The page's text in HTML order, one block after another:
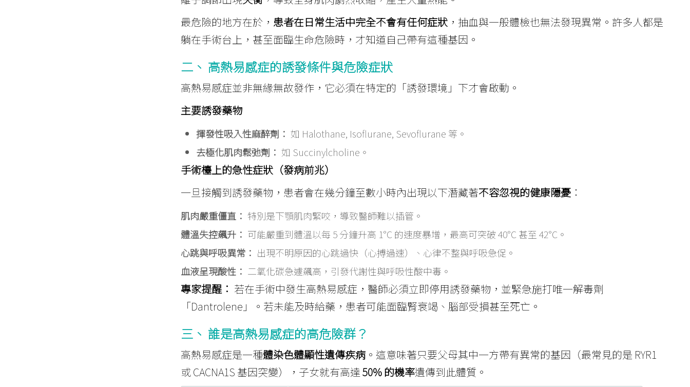
最危險的地方在於， 患者在日常生活中完全不會有任何症狀，抽血與一般體檢也無法發現異常。許多人都是
躺在手術台上，甚至面臨生命危險時，才知道自己帶有這種基因。
二、 高熱易感症的誘發條件與危險症狀
高熱易感症並非無緣無故發作，它必須在特定的「誘發環境」下才會啟動。
主要誘發藥物
揮發性吸入性麻醉劑： 如 Halothane, Isoflurane, Sevoflurane 等。
去極化肌肉鬆弛劑： 如 Succinylcholine。
手術檯上的急性症狀（發病前兆）
一旦接觸到誘發藥物，患者會在幾分鐘至數小時內出現以下潛藏著不容忽視的健康隱憂：
肌肉嚴重僵直： 特別是下顎肌肉緊咬，導致醫師難以插管。
體溫失控飆升： 可能嚴重到體溫以每 5 分鐘升高 1°C 的速度暴增，最高可突破 40°C 甚至 42°C。
心跳與呼吸異常： 出現不明原因的心跳過快（心搏過速）、心律不整與呼吸急促。
血液呈現酸性： 二氧化碳急遽飆高，引發代謝性與呼吸性酸中毒。
專家提醒： 若在手術中發生高熱易感症，醫師必須立即停用誘發藥物，並緊急施打唯一解毒劑
「Dantrolene」。若未能及時給藥，患者可能面臨腎衰竭、腦部受損甚至死亡。
三、 誰是高熱易感症的高危險群？
高熱易感症是一種體染色體顯性遺傳疾病。這意味著只要父母其中一方帶有異常的基因（最常見的是 RYR1
或CACNA1S 基因突變），子女就有高達50% 的機率遺傳到此體質。